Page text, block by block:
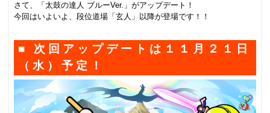
さて、「太鼓の達人 ブルーVer. 」がアップデート！
今回はいよいよ、段位道場「玄人」以降が登場です！！
■ 次回アップデートは１１月２１日
（水）予定！